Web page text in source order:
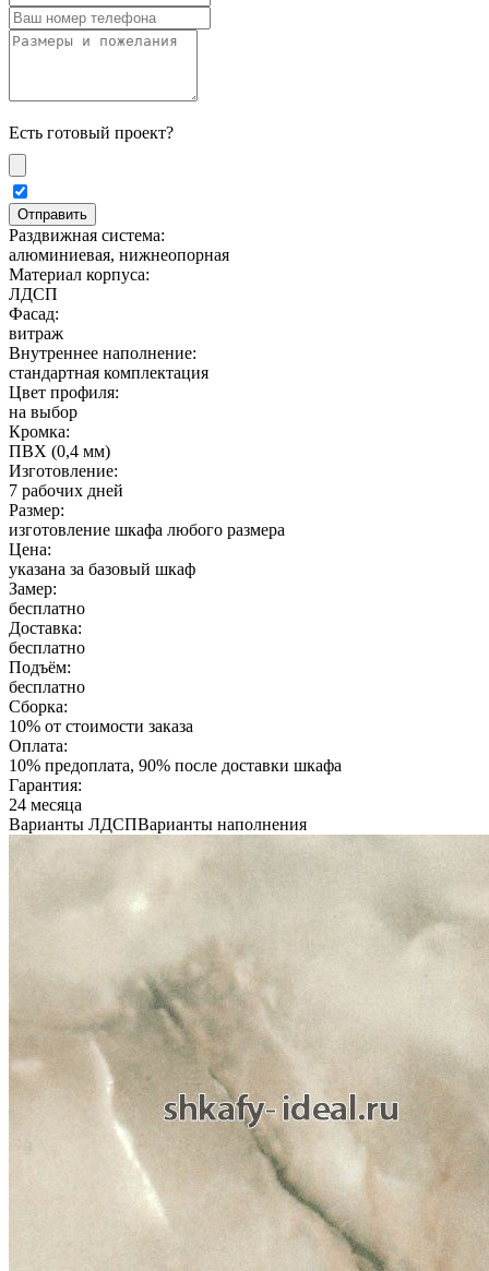
Есть готовый проект?
Раздвижная система:
алюминиевая, нижнеопорная
Материал корпуса:
ЛДСП
Фасад:
витраж
Внутреннее наполнение:
стандартная комплектация
Цвет профиля:
на выбор
Кромка:
ПВХ (0,4 мм)
Изготовление:
7 рабочих дней
Размер:
изготовление шкафа любого размера
Цена:
указана за базовый шкаф
Замер:
бесплатно
Доставка:
бесплатно
Подъём:
бесплатно
Сборка:
10% от стоимости заказа
Оплата:
10% предоплата, 90% после доставки шкафа
Гарантия:
24 месяца
Варианты ЛДСПВарианты наполнения